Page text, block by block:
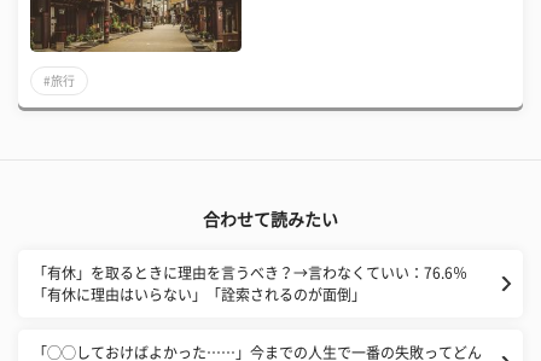
#旅行
合わせて読みたい
「有休」を取るときに理由を言うべき？→言わなくていい：76.6％
「有休に理由はいらない」「詮索されるのが面倒」
「◯◯しておけばよかった……」今までの人生で一番の失敗ってどん